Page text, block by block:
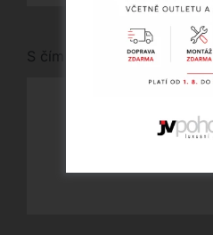
S čím vám můžeme pomoci?